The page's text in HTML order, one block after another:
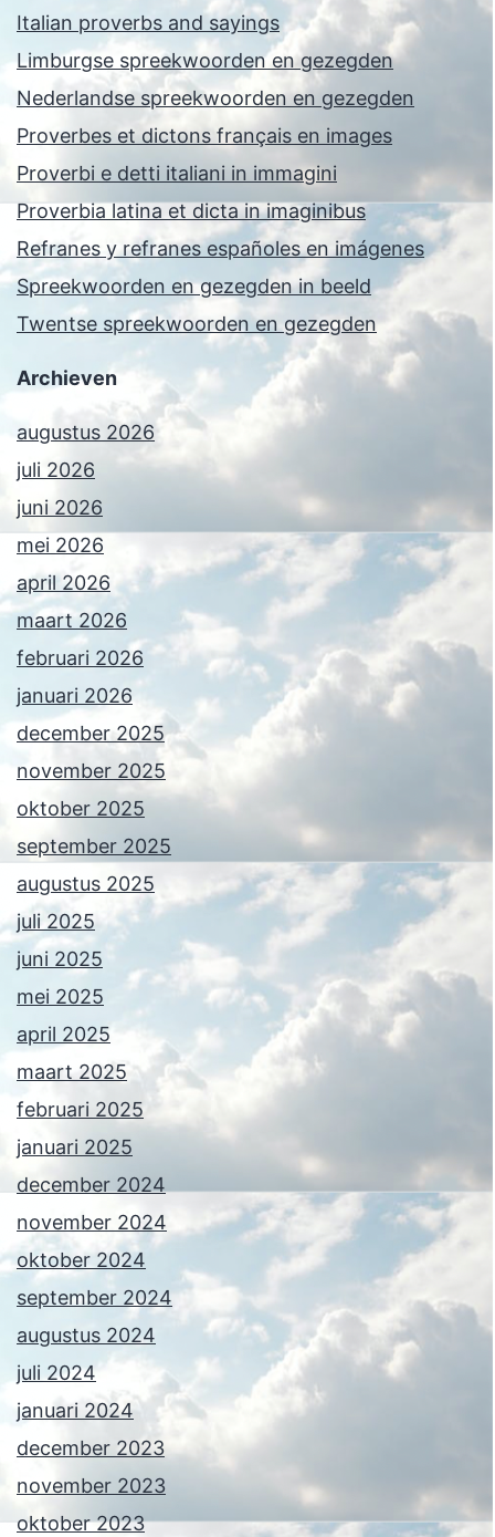
Italian proverbs and sayings
Limburgse spreekwoorden en gezegden
Nederlandse spreekwoorden en gezegden
Proverbes et dictons français en images
Proverbi e detti italiani in immagini
Proverbia latina et dicta in imaginibus
Refranes y refranes españoles en imágenes
Spreekwoorden en gezegden in beeld
Twentse spreekwoorden en gezegden
Archieven
augustus 2026
juli 2026
juni 2026
mei 2026
april 2026
maart 2026
februari 2026
januari 2026
december 2025
november 2025
oktober 2025
september 2025
augustus 2025
juli 2025
juni 2025
mei 2025
april 2025
maart 2025
februari 2025
januari 2025
december 2024
november 2024
oktober 2024
september 2024
augustus 2024
juli 2024
januari 2024
december 2023
november 2023
oktober 2023